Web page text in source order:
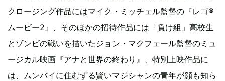
クロージング作品にはマイク・ミッチェル監督の『レゴ®
ムービー2』、そのほかの招待作品には「負け組」高校生
とゾンビの戦いを描いたジョン・マクフェール監督のミュ
ージカル映画『アナと世界の終わり』、特別上映作品に
は、ムンバイに住むずる賢いマジシャンの青年が顔も知ら